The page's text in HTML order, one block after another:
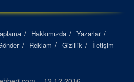
Hakkımızda
Yazarlar
Reklam Gizlilik İletişim